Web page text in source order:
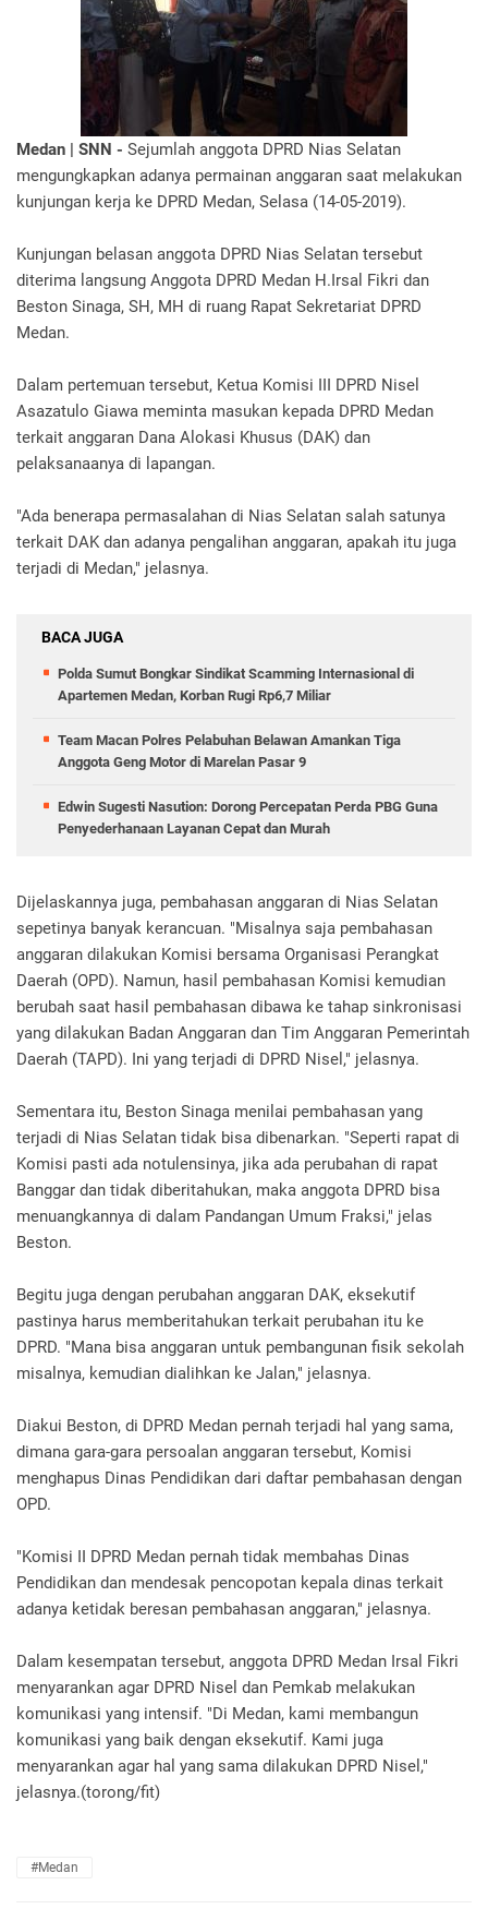
Medan | SNN - Sejumlah anggota DPRD Nias Selatan
mengungkapkan adanya permainan anggaran saat melakukan
kunjungan kerja ke DPRD Medan, Selasa (14-05-2019).
Kunjungan belasan anggota DPRD Nias Selatan tersebut
diterima langsung Anggota DPRD Medan H.Irsal Fikri dan
Beston Sinaga, SH, MH di ruang Rapat Sekretariat DPRD
Medan.
Dalam pertemuan tersebut, Ketua Komisi III DPRD Nisel
Asazatulo Giawa meminta masukan kepada DPRD Medan
terkait anggaran Dana Alokasi Khusus (DAK) dan
pelaksanaanya di lapangan.
"Ada benerapa permasalahan di Nias Selatan salah satunya
terkait DAK dan adanya pengalihan anggaran, apakah itu juga
terjadi di Medan," jelasnya.
BACA JUGA
Polda Sumut Bongkar Sindikat Scamming Internasional di
Apartemen Medan, Korban Rugi Rp6,7 Miliar
Team Macan Polres Pelabuhan Belawan Amankan Tiga
Anggota Geng Motor di Marelan Pasar 9
Edwin Sugesti Nasution: Dorong Percepatan Perda PBG Guna
Penyederhanaan Layanan Cepat dan Murah
Dijelaskannya juga, pembahasan anggaran di Nias Selatan
sepetinya banyak kerancuan. "Misalnya saja pembahasan
anggaran dilakukan Komisi bersama Organisasi Perangkat
Daerah (OPD). Namun, hasil pembahasan Komisi kemudian
berubah saat hasil pembahasan dibawa ke tahap sinkronisasi
yang dilakukan Badan Anggaran dan Tim Anggaran Pemerintah
Daerah (TAPD). Ini yang terjadi di DPRD Nisel," jelasnya.
Sementara itu, Beston Sinaga menilai pembahasan yang
terjadi di Nias Selatan tidak bisa dibenarkan. "Seperti rapat di
Komisi pasti ada notulensinya, jika ada perubahan di rapat
Banggar dan tidak diberitahukan, maka anggota DPRD bisa
menuangkannya di dalam Pandangan Umum Fraksi," jelas
Beston.
Begitu juga dengan perubahan anggaran DAK, eksekutif
pastinya harus memberitahukan terkait perubahan itu ke
DPRD. "Mana bisa anggaran untuk pembangunan fisik sekolah
misalnya, kemudian dialihkan ke Jalan," jelasnya.
Diakui Beston, di DPRD Medan pernah terjadi hal yang sama,
dimana gara-gara persoalan anggaran tersebut, Komisi
menghapus Dinas Pendidikan dari daftar pembahasan dengan
OPD.
"Komisi II DPRD Medan pernah tidak membahas Dinas
Pendidikan dan mendesak pencopotan kepala dinas terkait
adanya ketidak beresan pembahasan anggaran," jelasnya.
Dalam kesempatan tersebut, anggota DPRD Medan Irsal Fikri
menyarankan agar DPRD Nisel dan Pemkab melakukan
komunikasi yang intensif. "Di Medan, kami membangun
komunikasi yang baik dengan eksekutif. Kami juga
menyarankan agar hal yang sama dilakukan DPRD Nisel,"
jelasnya.(torong/fit)
#Medan